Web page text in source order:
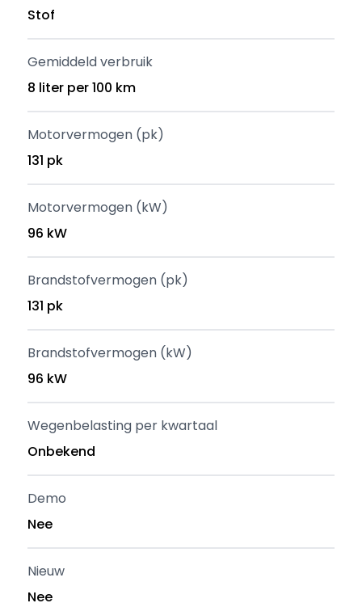
Stof
Gemiddeld verbruik
8 liter per 100 km
Motorvermogen (pk)
131 pk
Motorvermogen (kW)
96 kW
Brandstofvermogen (pk)
131 pk
Brandstofvermogen (kW)
96 kW
Wegenbelasting per kwartaal
Onbekend
Demo
Nee
Nieuw
Nee